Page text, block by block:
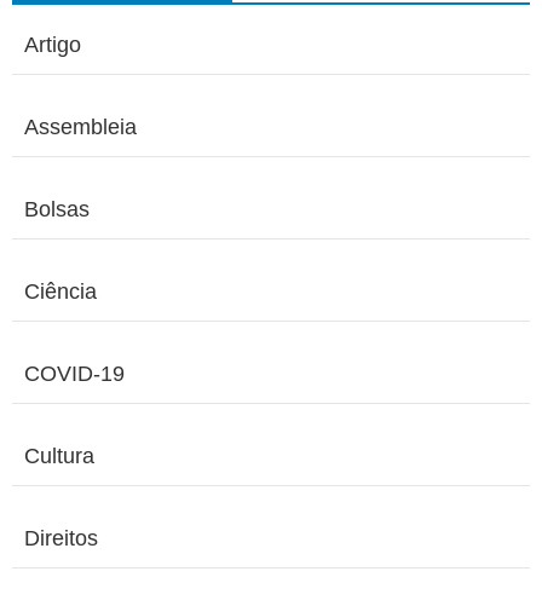
Artigo
Assembleia
Bolsas
Ciência
COVID-19
Cultura
Direitos